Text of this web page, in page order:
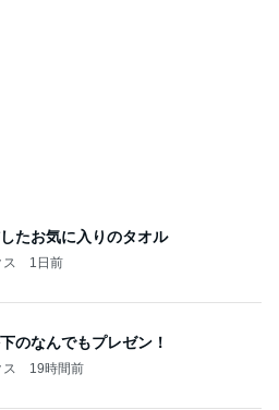
たお気に入りのタオル
1日前
のなんでもプレゼン！
19時間前